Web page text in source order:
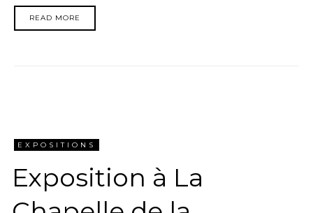
READ MORE
EXPOSITIONS
Exposition à La